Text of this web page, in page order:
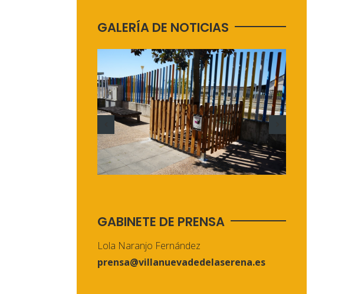
GALERÍA DE NOTICIAS
GABINETE DE PRENSA
Lola Naranjo Fernández
prensa@villanuevadedelaserena.es